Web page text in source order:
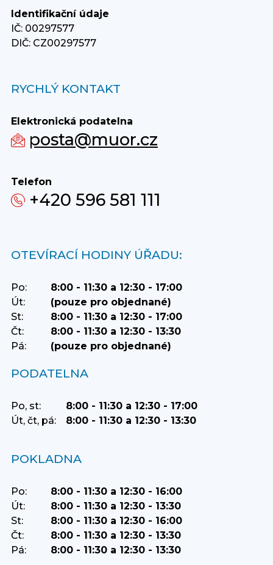
Identifikační údaje
IČ: 00297577
DIČ: CZ00297577
RYCHLÝ KONTAKT
Elektronická podatelna
posta@muor.cz
Telefon
+420 596 581 111
OTEVÍRACÍ HODINY ÚŘADU:
Po:
8:00 - 11:30 a 12:30 - 17:00
Út:
(pouze pro objednané)
St:
8:00 - 11:30 a 12:30 - 17:00
Čt:
8:00 - 11:30 a 12:30 - 13:30
Pá:
(pouze pro objednané)
PODATELNA
Po, st:
8:00 - 11:30 a 12:30 - 17:00
Út, čt, pá:
8:00 - 11:30 a 12:30 - 13:30
POKLADNA
Po:
8:00 - 11:30 a 12:30 - 16:00
Út:
8:00 - 11:30 a 12:30 - 13:30
St:
8:00 - 11:30 a 12:30 - 16:00
Čt:
8:00 - 11:30 a 12:30 - 13:30
Pá:
8:00 - 11:30 a 12:30 - 13:30